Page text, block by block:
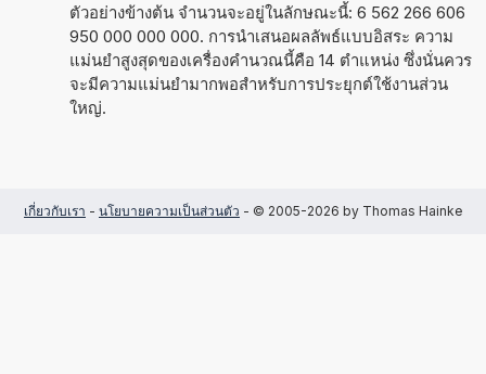
ตัวอย่างข้างต้น จำนวนจะอยู่ในลักษณะนี้: 6 562 266 606
950 000 000 000. การนำเสนอผลลัพธ์แบบอิสระ ความ
แม่นยำสูงสุดของเครื่องคำนวณนี้คือ 14 ตำแหน่ง ซึ่งนั่นควร
จะมีความแม่นยำมากพอสำหรับการประยุกต์ใช้งานส่วน
ใหญ่.
เกี่ยวกับเรา - นโยบายความเป็นส่วนตัว - © 2005-2026 by Thomas Hainke